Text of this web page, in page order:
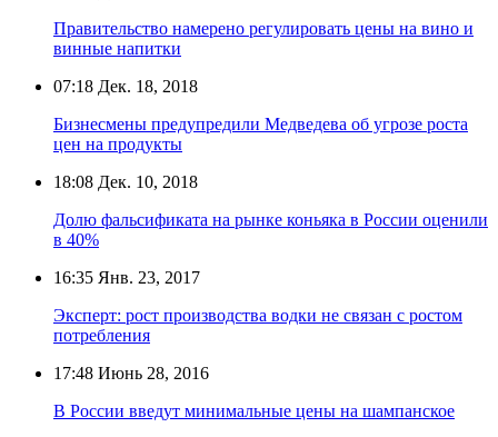
Правительство намерено регулировать цены на вино и
винные напитки
07:18 Дек. 18, 2018
Бизнесмены предупредили Медведева об угрозе роста
цен на продукты
18:08 Дек. 10, 2018
Долю фальсификата на рынке коньяка в России оценили
в 40%
16:35 Янв. 23, 2017
Эксперт: рост производства водки не связан с ростом
потребления
17:48 Июнь 28, 2016
В России введут минимальные цены на шампанское